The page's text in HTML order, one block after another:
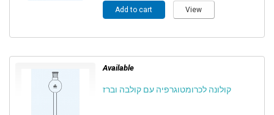
Add to cart View
Available
קולונה לכרומטוגרפיה עם קולבה וברז